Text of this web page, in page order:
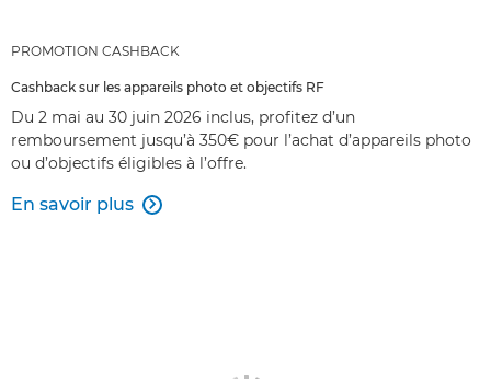
PROMOTION CASHBACK
Cashback sur les appareils photo et objectifs RF
Du 2 mai au 30 juin 2026 inclus, profitez d’un
remboursement jusqu’à 350€ pour l’achat d’appareils photo
ou d’objectifs éligibles à l’offre.
En savoir plus 